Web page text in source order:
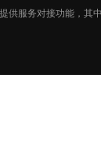
供服务对接功能，其